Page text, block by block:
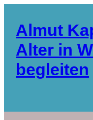
Almut
Alter in
begleiten